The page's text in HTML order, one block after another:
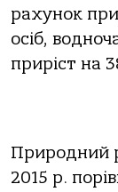
рахунок
осіб,
приріст на
Природний
2015 р.